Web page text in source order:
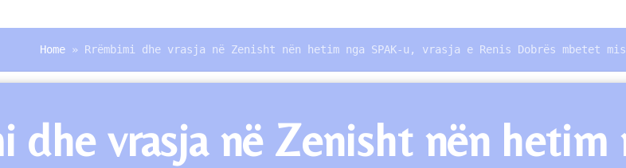
Home » Rrëmbimi dhe vrasja në Zenisht nën hetim nga SPAK-u, vrasja e Renis Dobrës mbetet
dhe vrasja në Zenisht nën hetim